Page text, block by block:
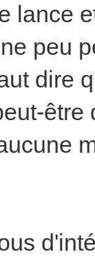
lance
peu
dire